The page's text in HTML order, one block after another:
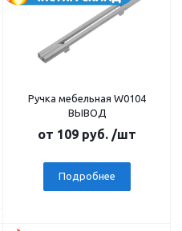
Ручка мебельная W0104
ВЫВОД
от 109 руб. /шт
Подробнее